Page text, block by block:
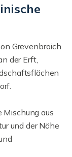
Grevenbroich
der Erft,
aus
und der Nähe